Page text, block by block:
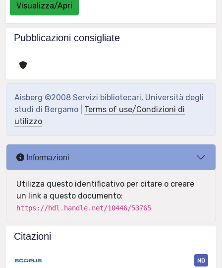
Visualizza/Apri
Pubblicazioni consigliate
Aisberg ©2008 Servizi bibliotecari, Università degli
studi di Bergamo | Terms of use/Condizioni di
utilizzo
Informazioni
Utilizza questo identificativo per citare o creare
un link a questo documento:
https://hdl.handle.net/10446/53765
Citazioni
ND